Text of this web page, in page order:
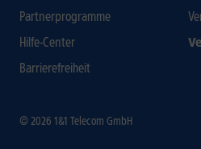
Partnerprogramme
Hilfe-Center
Barrierefreiheit
© 2026 1&1 Telecom GmbH